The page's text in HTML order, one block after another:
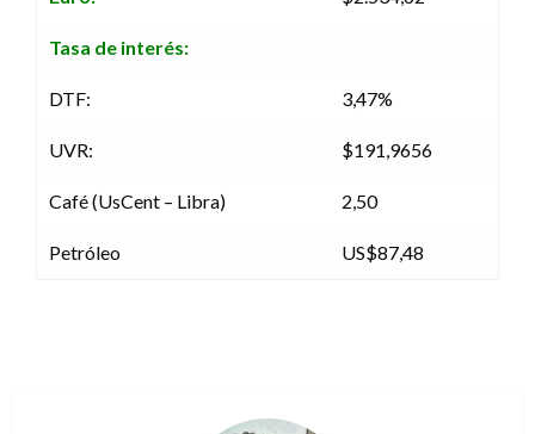
Tasa de interés:
DTF: 3,47%
UVR: $191,9656
Café (UsCent – Libra) 2,50
Petróleo US$87,48